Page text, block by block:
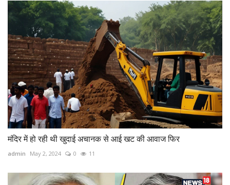
मंदिर में हो रही थी खुदाई अचानक से आई खट की आवाज फिर
admin May 2, 2024 0 11